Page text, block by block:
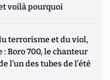
voilà pourquoi
terrorisme et du viol,
Boro 700, le chanteur
l’un des tubes de l’été